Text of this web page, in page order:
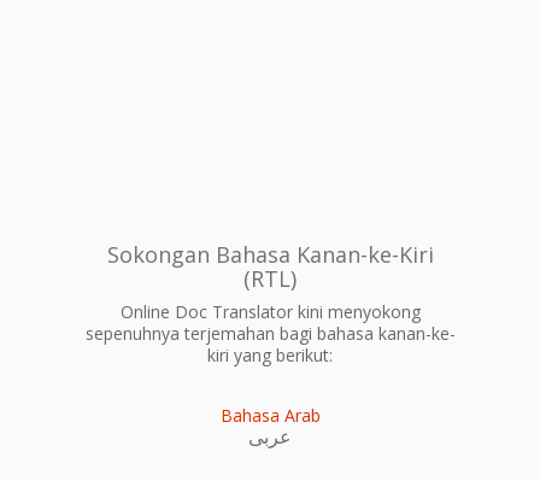
Sokongan Bahasa Kanan-ke-Kiri
(RTL)
Online Doc Translator kini menyokong
sepenuhnya terjemahan bagi bahasa kanan-ke-
kiri yang berikut:
Bahasa Arab
عربى